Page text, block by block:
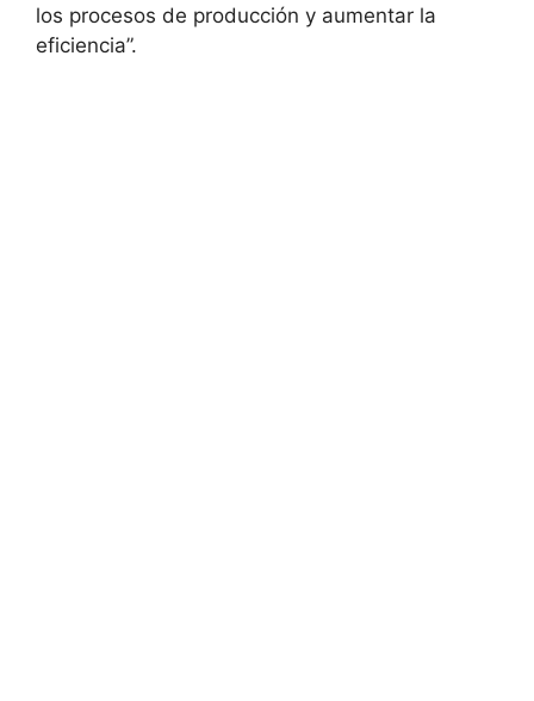
los procesos de producción y aumentar la
eficiencia”.